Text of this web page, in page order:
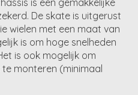
De skate is uitgerust
wielen met een maat van
is om hoge snelheden
is ook mogelijk om
monteren (minimaal